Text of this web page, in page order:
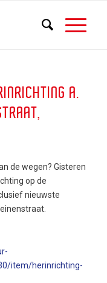
A.
de wegen? Gisteren
op de
nieuwste
item/herinrichting-